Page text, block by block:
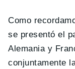
Como
se presentó el
Alemania y
conjuntamente